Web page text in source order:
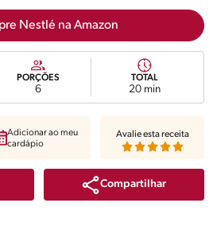
Nestlé na Amazon
PORÇÕES
6
TOTAL
20 min
Compartilhar
Adicionar ao meu
cardápio
Avalie esta receita